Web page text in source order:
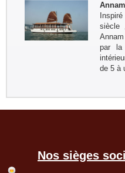
siècle
par
de 5 à
Nos sièges